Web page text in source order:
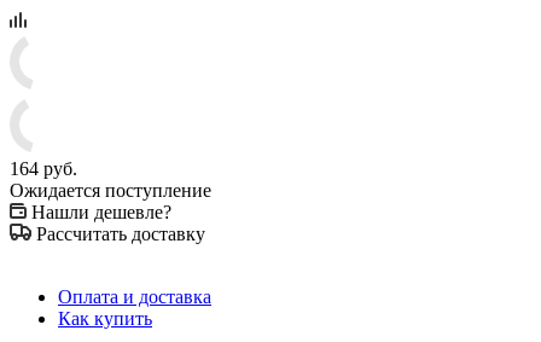
164 руб.
Ожидается поступление
Нашли дешевле?
Рассчитать доставку
Оплата и доставка
Как купить